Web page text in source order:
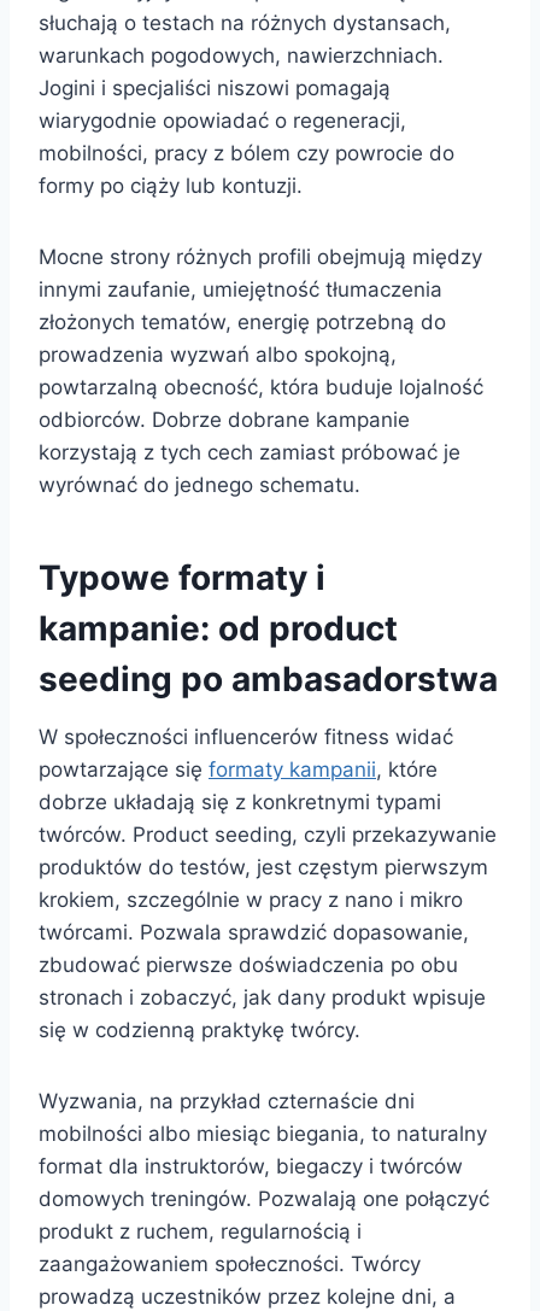
słuchają o testach na różnych dystansach,
warunkach pogodowych, nawierzchniach.
Jogini i specjaliści niszowi pomagają
wiarygodnie opowiadać o regeneracji,
mobilności, pracy z bólem czy powrocie do
formy po ciąży lub kontuzji.
Mocne strony różnych profili obejmują między
innymi zaufanie, umiejętność tłumaczenia
złożonych tematów, energię potrzebną do
prowadzenia wyzwań albo spokojną,
powtarzalną obecność, która buduje lojalność
odbiorców. Dobrze dobrane kampanie
korzystają z tych cech zamiast próbować je
wyrównać do jednego schematu.
Typowe formaty i
kampanie: od product
seeding po ambasadorstwa
W społeczności influencerów fitness widać
powtarzające się formaty kampanii, które
dobrze układają się z konkretnymi typami
twórców. Product seeding, czyli przekazywanie
produktów do testów, jest częstym pierwszym
krokiem, szczególnie w pracy z nano i mikro
twórcami. Pozwala sprawdzić dopasowanie,
zbudować pierwsze doświadczenia po obu
stronach i zobaczyć, jak dany produkt wpisuje
się w codzienną praktykę twórcy.
Wyzwania, na przykład czternaście dni
mobilności albo miesiąc biegania, to naturalny
format dla instruktorów, biegaczy i twórców
domowych treningów. Pozwalają one połączyć
produkt z ruchem, regularnością i
zaangażowaniem społeczności. Twórcy
prowadzą uczestników przez kolejne dni, a